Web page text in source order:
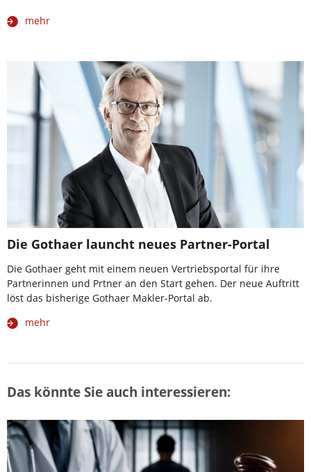
mehr
Die Gothaer launcht neues Partner-Portal
Die Gothaer geht mit einem neuen Vertriebsportal für ihre
Partnerinnen und Prtner an den Start gehen. Der neue Auftritt
löst das bisherige Gothaer Makler-Portal ab.
mehr
Das könnte Sie auch interessieren: